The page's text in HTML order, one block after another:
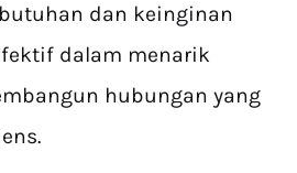
dan keinginan
dalam menarik
hubungan yang